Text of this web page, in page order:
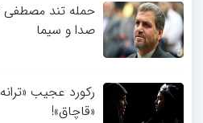
حمله تند مصطفی
صدا و سیما
رکورد عجیب
«قاچاق»!